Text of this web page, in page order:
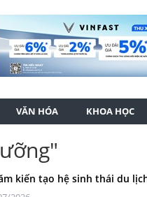
VĂN HÓA KHOA HỌC
kiến tạo hệ sinh thái du